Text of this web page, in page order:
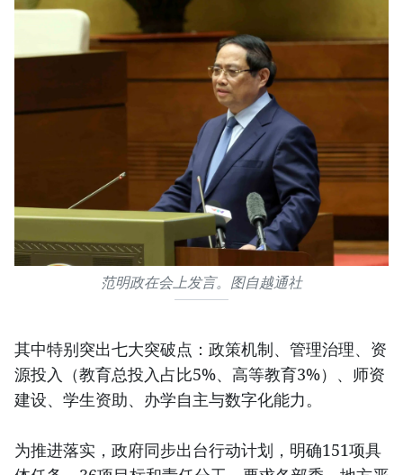
范明政在会上发言。图自越通社
其中特别突出七大突破点：政策机制、管理治理、资
源投入（教育总投入占比5%、高等教育3%）、师资
建设、学生资助、办学自主与数字化能力。
为推进落实，政府同步出台行动计划，明确151项具